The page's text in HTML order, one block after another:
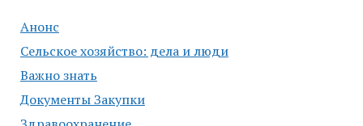
Анонс
Сельское хозяйство: дела и люди
Важно знать
Документы Закупки